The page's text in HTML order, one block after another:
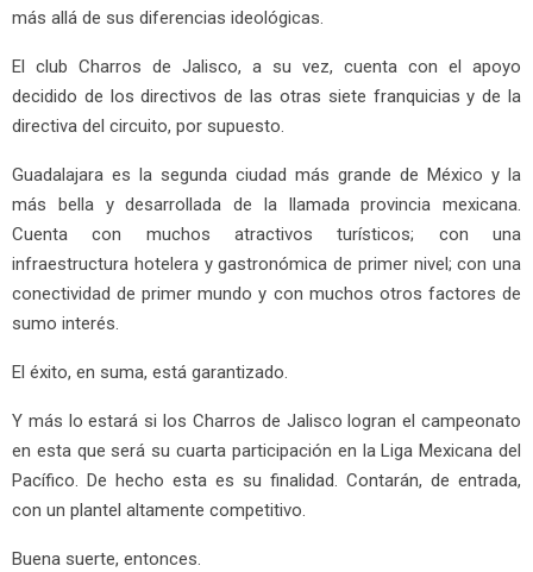
más allá de sus diferencias ideológicas.
El club Charros de Jalisco, a su vez, cuenta con el apoyo
decidido de los directivos de las otras siete franquicias y de la
directiva del circuito, por supuesto.
Guadalajara es la segunda ciudad más grande de México y la
más bella y desarrollada de la llamada provincia mexicana.
Cuenta con muchos atractivos turísticos; con una
infraestructura hotelera y gastronómica de primer nivel; con una
conectividad de primer mundo y con muchos otros factores de
sumo interés.
El éxito, en suma, está garantizado.
Y más lo estará si los Charros de Jalisco logran el campeonato
en esta que será su cuarta participación en la Liga Mexicana del
Pacífico. De hecho esta es su finalidad. Contarán, de entrada,
con un plantel altamente competitivo.
Buena suerte, entonces.